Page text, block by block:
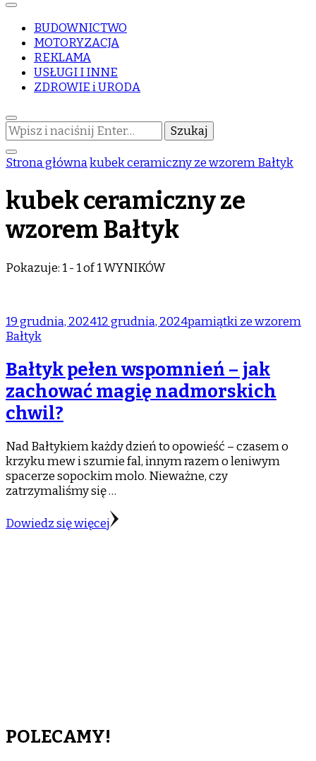
BUDOWNICTWO
MOTORYZACJA
REKLAMA
USŁUGI I INNE
ZDROWIE i URODA
Szukasz
czegoś?
Strona głównakubek ceramiczny ze wzorem Bałtyk
kubek ceramiczny ze
wzorem Bałtyk
Pokazuje: 1 - 1 of 1 WYNIKÓW
19 grudnia, 202412 grudnia, 2024pamiątki ze wzorem
Bałtyk
Bałtyk pełen wspomnień – jak
zachować magię nadmorskich
chwil?
Nad Bałtykiem każdy dzień to opowieść – czasem o
krzyku mew i szumie fal, innym razem o leniwym
spacerze sopockim molo. Nieważne, czy
zatrzymaliśmy się …
Dowiedz się więcej
POLECAMY!